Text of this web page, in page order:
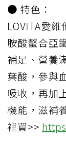
● 特色：
LOVITA愛
胺酸螯合亞
補足、營養
葉酸，參與
吸收，再加
機能，滋補
裡買>>